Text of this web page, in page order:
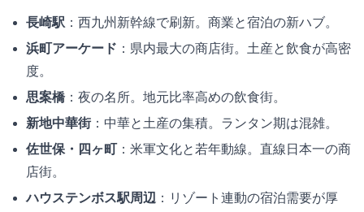
長崎駅 ：西九州新幹線で刷新。商業と宿泊の新ハブ。
浜町アーケード ：県内最大の商店街。土産と飲食が高密
度。
思案橋：夜の名所。地元比率高めの飲食街。
新地中華街：中華と土産の集積。ランタン期は混雑。
佐世保・四ヶ町 ：米軍文化と若年動線。直線日本一の商
店街。
ハウステンボス駅周辺 ：リゾート連動の宿泊需要が厚